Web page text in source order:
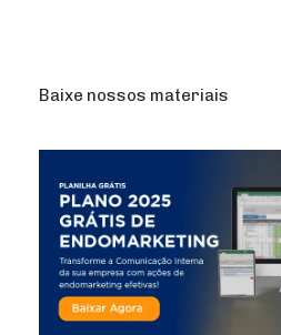
Baixe nossos materiais